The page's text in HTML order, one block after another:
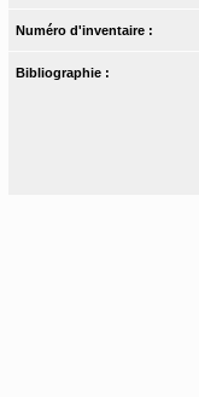
Numéro d'inventaire :
Bibliographie :